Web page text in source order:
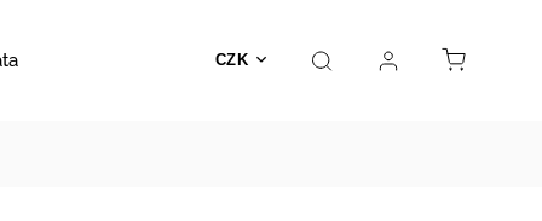
CZK
Hračky Prodejna Kontakt